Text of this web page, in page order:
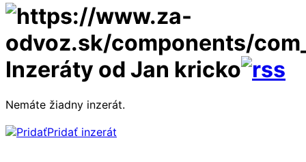
Inzeráty od Jan kricko
Nemáte žiadny inzerát.
Pridať inzerát